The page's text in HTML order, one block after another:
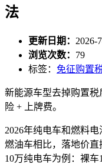
法
更新日期： 2026-
浏览次数： 79
标签： 免征购置
新能源车型去掉购置税
险 + 上牌费。
2026年纯电车和燃料
燃油车相比，落地价直
10万纯电车为例：裸车